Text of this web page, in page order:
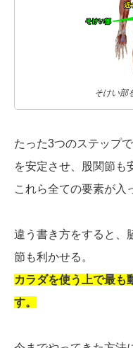
そけい部
たった3つのステップ
を安定させ、股関節も
これら全ての要素が入
違う書き方をすると、
節も利かせる。
カラダを使う上で最も
す。